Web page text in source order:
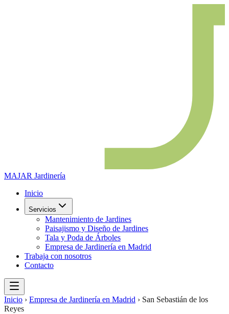
MAJAR Jardinería
Inicio
Servicios
Mantenimiento de Jardines
Paisajismo y Diseño de Jardines
Tala y Poda de Árboles
Empresa de Jardinería en Madrid
Trabaja con nosotros
Contacto
Inicio › Empresa de Jardinería en Madrid › San Sebastián de los
Reyes